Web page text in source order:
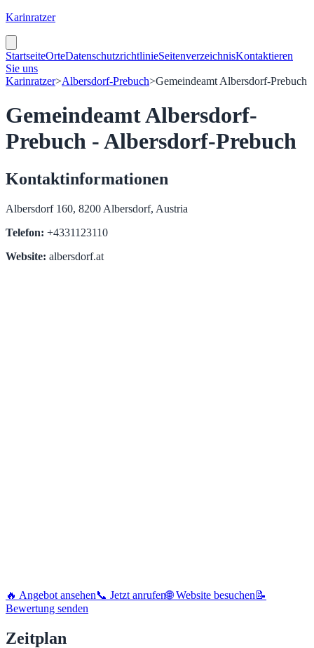
Karinratzer
StartseiteOrteDatenschutzrichtlinieSeitenverzeichnisKontaktieren
Sie uns
Karinratzer>Albersdorf-Prebuch>Gemeindeamt Albersdorf-Prebuch
Gemeindeamt Albersdorf-
Prebuch - Albersdorf-Prebuch
Kontaktinformationen
Albersdorf 160, 8200 Albersdorf, Austria
Telefon: +4331123110
Website: albersdorf.at
🔥 Angebot ansehen📞 Jetzt anrufen🌐 Website besuchen 📝
Bewertung senden
Zeitplan